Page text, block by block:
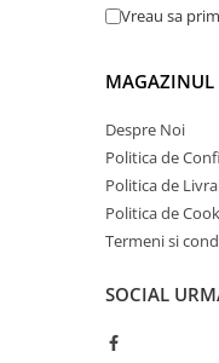
Vreau sa
MAGAZINUL
Despre Noi
Politica de
Politica de
Politica de
Termeni si
SOCIAL